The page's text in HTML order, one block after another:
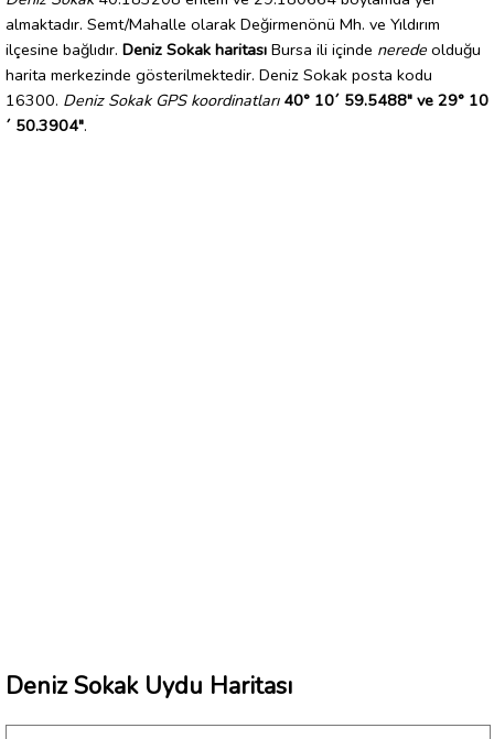
almaktadır. Semt/Mahalle olarak Değirmenönü Mh. ve Yıldırım
ilçesine bağlıdır. Deniz Sokak haritası Bursa ili içinde nerede olduğu
harita merkezinde gösterilmektedir. Deniz Sokak posta kodu
16300. Deniz Sokak GPS koordinatları 40° 10´ 59.5488" ve 29° 10
´ 50.3904".
Deniz Sokak Uydu Haritası